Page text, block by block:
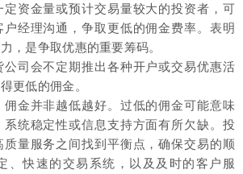
资金量或预计交易量较大的投资者，可
经理沟通，争取更低的佣金费率。表明
，是争取优惠的重要筹码。
司会不定期推出各种开户或交易优惠活
更低的佣金。
金并非越低越好。过低的佣金可能意味
统稳定性或信息支持方面有所欠缺。投
量服务之间找到平衡点，确保交易的顺
、快速的交易系统，以及及时的客户服